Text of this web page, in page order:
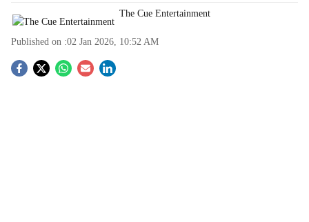
The Cue Entertainment
Published on :02 Jan 2026, 10:52 AM
S